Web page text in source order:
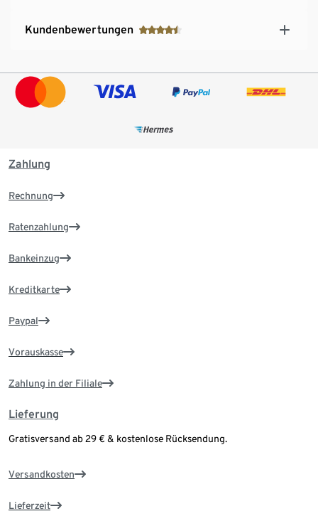
Kundenbewertungen
Zahlung
Rechnung
Ratenzahlung
Bankeinzug
Kreditkarte
Paypal
Vorauskasse
Zahlung in der Filiale
Lieferung
Gratisversand ab 29 € & kostenlose Rücksendung.
Versandkosten
Lieferzeit